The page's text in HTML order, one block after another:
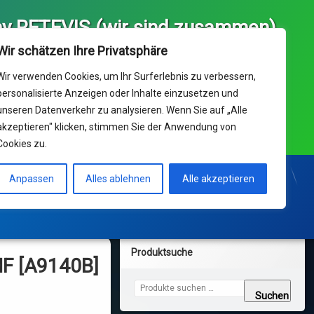
schätzen Ihre Privatsphäre
verwenden Cookies, um Ihr Surferlebnis zu verbessern,
Anzeigen oder Inhalte einzusetzen und
Datenverkehr zu analysieren. Wenn Sie auf „Alle
klicken, stimmen Sie der Anwendung von
zu.
Anpassen Alles ablehnen Alle akzeptieren
RETEVIS (wir sind zusammen)
und Ihr Kaufhaus für
von RETEVIS  (we
Delta Data UG(hb)
Support: Dienstag-Freitag 10:00 - 17:00 Uhr ° 14ct/min
; Mobil max 42ct/min
Support Center KONTAKT und Bestellungen
[A9140B]
Produktsuche
Suchen nach:
Suchen